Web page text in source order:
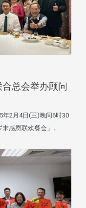
总会举办顾问
年2月4日(三)晚间6时30
感恩联欢餐会」。